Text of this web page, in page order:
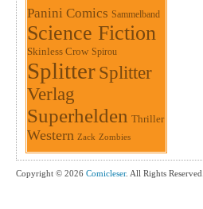
Panini Comics Sammelband
Science Fiction
Skinless Crow Spirou
Splitter Splitter
Verlag
Superhelden Thriller
Western Zack Zombies
Copyright © 2026 Comicleser. All Rights Reserved.